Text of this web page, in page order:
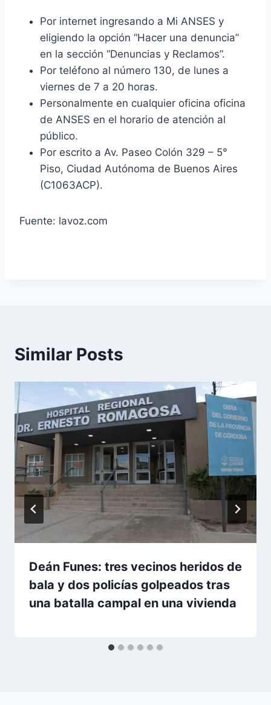
Por internet ingresando a Mi ANSES y
eligiendo la opción “Hacer una denuncia”
en la sección “Denuncias y Reclamos”.
Por teléfono al número 130, de lunes a
viernes de 7 a 20 horas.
Personalmente en cualquier oficina oficina
de ANSES en el horario de atención al
público.
Por escrito a Av. Paseo Colón 329 – 5°
Piso, Ciudad Autónoma de Buenos Aires
(C1063ACP).
Fuente: lavoz.com
Similar Posts
Deán Funes: tres vecinos heridos de
bala y dos policías golpeados tras
una batalla campal en una vivienda